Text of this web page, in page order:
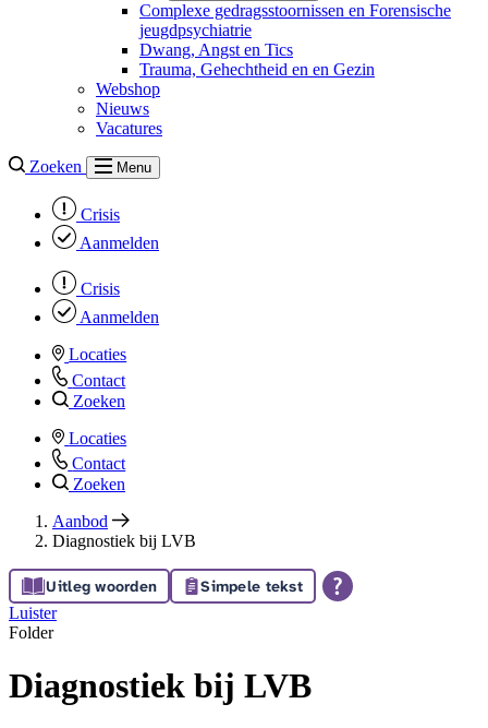
Complexe gedragsstoornissen en Forensische
jeugdpsychiatrie
Dwang, Angst en Tics
Trauma, Gehechtheid en en Gezin
Webshop
Nieuws
Vacatures
Zoeken Menu
Crisis
Aanmelden
Crisis
Aanmelden
Locaties
Contact
Zoeken
Locaties
Contact
Zoeken
Aanbod
Diagnostiek bij LVB
Uitleg woorden Simpele tekst
Luister
Folder
Diagnostiek bij LVB